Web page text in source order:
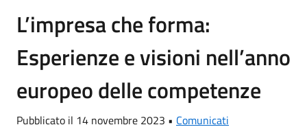
L’impresa che forma:
Esperienze e visioni nell’anno
europeo delle competenze
Pubblicato il 14 novembre 2023 • Comunicati